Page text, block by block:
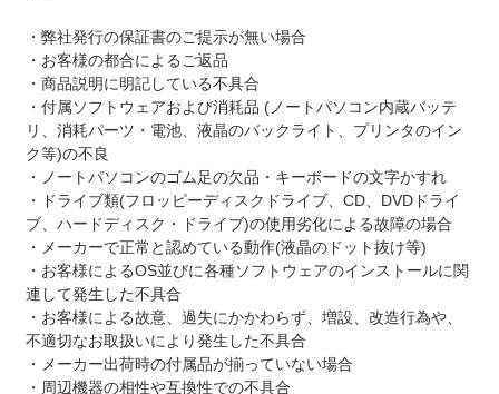
・弊社発行の保証書のご提示が無い場合
・お客様の都合によるご返品
・商品説明に明記している不具合
・付属ソフトウェアおよび消耗品 (ノートパソコン内蔵バッテ
リ、消耗パーツ・電池、液晶のバックライト、プリンタのイン
ク等)の不良
・ノートパソコンのゴム足の欠品・キーボードの文字かすれ
・ドライブ類(フロッピーディスクドライブ、CD、DVDドライ
ブ、ハードディスク・ドライブ)の使用劣化による故障の場合
・メーカーで正常と認めている動作(液晶のドット抜け等)
・お客様によるOS並びに各種ソフトウェアのインストールに関
連して発生した不具合
・お客様による故意、過失にかかわらず、増設、改造行為や、
不適切なお取扱いにより発生した不具合
・メーカー出荷時の付属品が揃っていない場合
・周辺機器の相性や互換性での不具合